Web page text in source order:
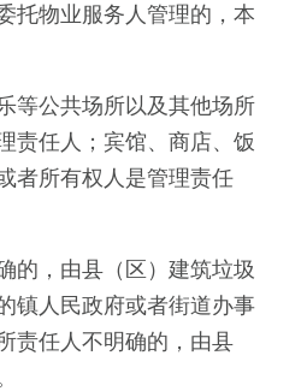
托物业服务人管理的，本
等公共场所以及其他场所
责任人；宾馆、商店、饭
者所有权人是管理责任
的，由县（区）建筑垃圾
镇人民政府或者街道办事
责任人不明确的，由县